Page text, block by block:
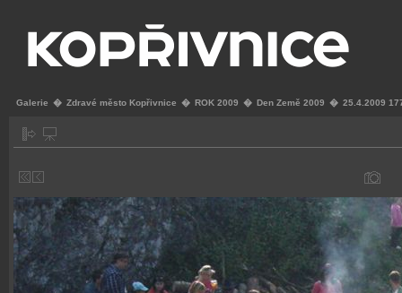
Galerie � Zdravé město Kopřivnice � ROK 2009 � Den Země 2009 � 25.4.2009